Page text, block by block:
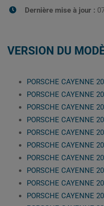
Dernière mise à jour :
VERSION DU
PORSCHE CAYENNE
PORSCHE CAYENNE
PORSCHE CAYENNE
PORSCHE CAYENNE
PORSCHE CAYENNE
PORSCHE CAYENNE
PORSCHE CAYENNE
PORSCHE CAYENNE
PORSCHE CAYENNE
PORSCHE CAYENNE